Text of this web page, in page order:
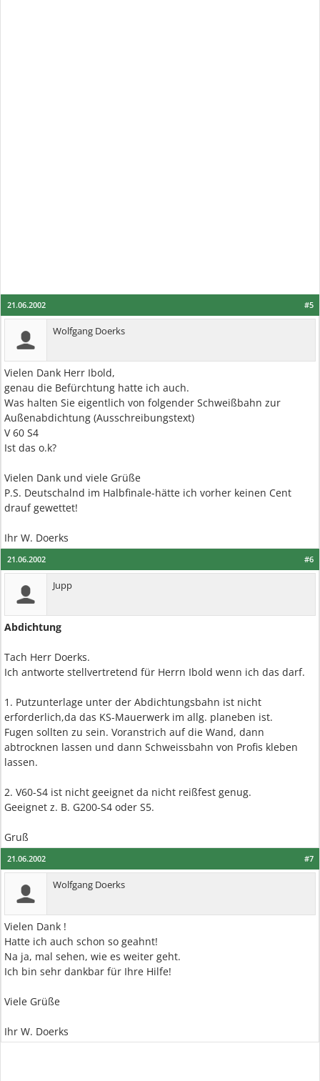
#5
21.06.2002
Wolfgang Doerks
Vielen Dank Herr Ibold,
genau die Befürchtung hatte ich auch.
Was halten Sie eigentlich von folgender Schweißbahn zur
Außenabdichtung (Ausschreibungstext)
V 60 S4
Ist das o.k?
Vielen Dank und viele Grüße
P.S. Deutschalnd im Halbfinale-hätte ich vorher keinen Cent
drauf gewettet!
Ihr W. Doerks
#6
21.06.2002
Jupp
Abdichtung
Tach Herr Doerks.
Ich antworte stellvertretend für Herrn Ibold wenn ich das darf.
1. Putzunterlage unter der Abdichtungsbahn ist nicht
erforderlich,da das KS-Mauerwerk im allg. planeben ist.
Fugen sollten zu sein. Voranstrich auf die Wand, dann
abtrocknen lassen und dann Schweissbahn von Profis kleben
lassen.
2. V60-S4 ist nicht geeignet da nicht reißfest genug.
Geeignet z. B. G200-S4 oder S5.
Gruß
#7
21.06.2002
Wolfgang Doerks
Vielen Dank !
Hatte ich auch schon so geahnt!
Na ja, mal sehen, wie es weiter geht.
Ich bin sehr dankbar für Ihre Hilfe!
Viele Grüße
Ihr W. Doerks